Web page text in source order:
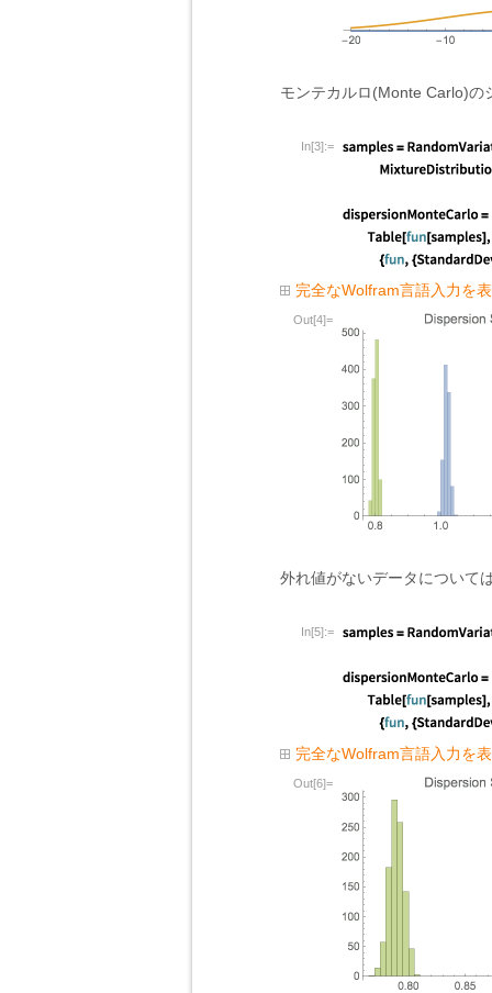
モンテカルロ(Monte Carlo)の
In[3]:=
完全なWolfram言語入力を
Out[4]=
外れ値がないデータについて
In[5]:=
完全なWolfram言語入力を
Out[6]=